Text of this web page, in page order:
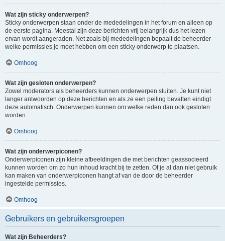
Wat zijn sticky onderwerpen?
Sticky onderwerpen staan onder de mededelingen in het forum en alleen op
de eerste pagina. Meestal zijn deze berichten vrij belangrijk dus het lezen
ervan wordt aangeraden. Net zoals bij mededelingen bepaalt de beheerder
welke permissies je moet hebben om een sticky onderwerp te plaatsen.
Omhoog
Wat zijn gesloten onderwerpen?
Zowel moderators als beheerders kunnen onderwerpen sluiten. Je kunt niet
langer antwoorden op deze berichten en als ze een peiling bevatten eindigt
deze automatisch. Onderwerpen kunnen om welke reden dan ook gesloten
worden.
Omhoog
Wat zijn onderwerpiconen?
Onderwerpiconen zijn kleine afbeeldingen die met berichten geassocieerd
kunnen worden om zo hun inhoud kracht bij te zetten. Of je al dan niet gebruik
kan maken van onderwerpiconen hangt af van de door de beheerder
ingestelde permissies.
Omhoog
Gebruikers en gebruikersgroepen
Wat zijn Beheerders?